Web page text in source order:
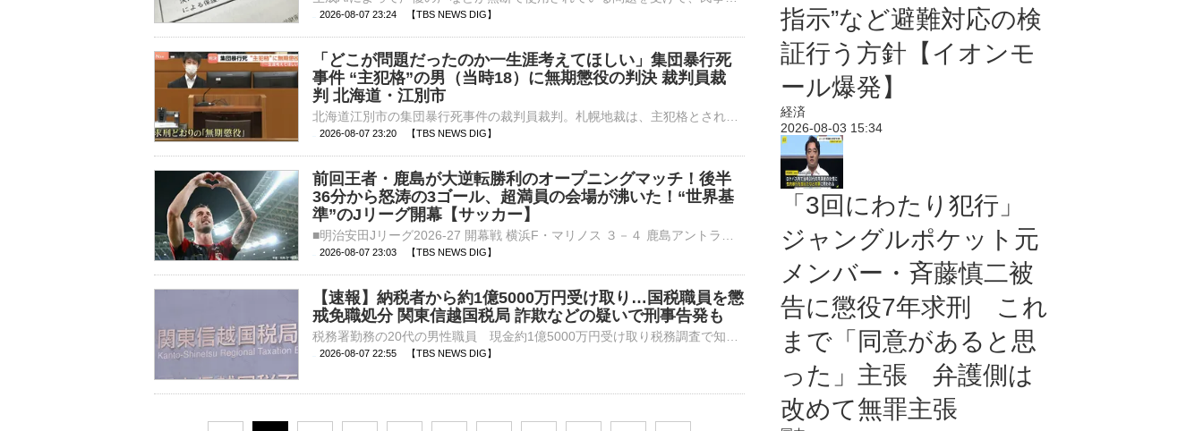
2026-08-07 23:24 【TBS NEWS DIG】
「どこが問題だったのか一生涯考えてほしい」集団暴行死
事件 “主犯格”の男（当時18）に無期懲役の判決 裁判員裁
判 北海道・江別市
2026-08-07 23:20 【TBS NEWS DIG】
前回王者・鹿島が大逆転勝利のオープニングマッチ！後半
36分から怒涛の3ゴール、超満員の会場が沸いた！“世界基
準”のJリーグ開幕【サッカー】
2026-08-07 23:03 【TBS NEWS DIG】
【速報】納税者から約1億5000万円受け取り…国税職員を懲
戒免職処分 関東信越国税局 詐欺などの疑いで刑事告発も
2026-08-07 22:55 【TBS NEWS DIG】
指示”など避難対応の検
証行う方針【イオンモ
ール爆発】
経済
2026-08-03 15:34
「3回にわたり犯行」
ジャングルポケット元
メンバー・斉藤慎二被
告に懲役7年求刑 これ
まで「同意があると思
った」主張 弁護側は
改めて無罪主張